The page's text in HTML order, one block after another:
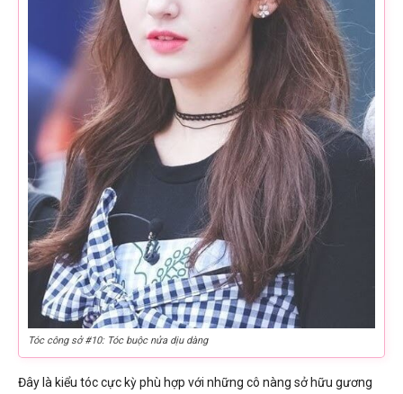
Tóc công sở #10: Tóc buộc nửa dịu dàng
Đây là kiểu tóc cực kỳ phù hợp với những cô nàng sở hữu gương